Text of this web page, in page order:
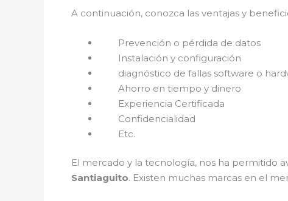
A continuación, conozca las ventajas y
Prevención o pérdida de datos
Instalación y configuración
diagnóstico de fallas software o
Ahorro en tiempo y dinero
Experiencia Certificada
Confidencialidad
Etc.
El mercado y la tecnología, nos ha permitido
Santiaguito. Existen muchas marcas en el